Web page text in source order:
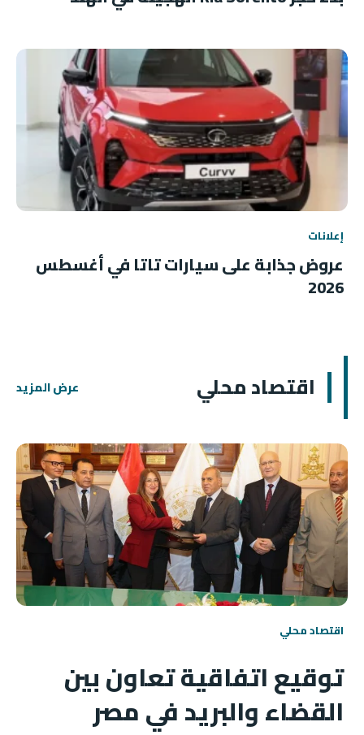
إعلانات
عروض جذابة على سيارات تاتا في أغسطس
2026
اقتصاد محلي عرض المزيد
اقتصاد محلي
توقيع اتفاقية تعاون بين
القضاء والبريد في مصر